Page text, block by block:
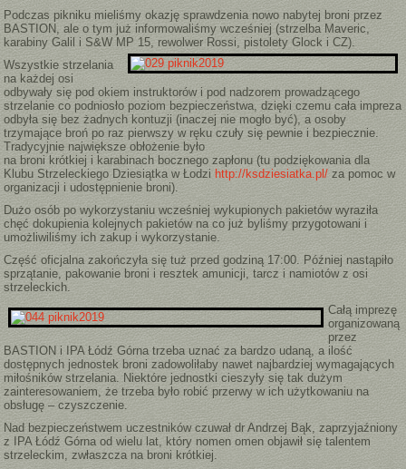
Podczas pikniku mieliśmy okazję sprawdzenia nowo nabytej broni przez
BASTION, ale o tym już informowaliśmy wcześniej (strzelba Maveric,
karabiny Galil i S&W MP 15, rewolwer Rossi, pistolety Glock i CZ).
Wszystkie strzelania
na każdej osi
odbywały się pod okiem instruktorów i pod nadzorem prowadzącego
strzelanie co podniosło poziom bezpieczeństwa, dzięki czemu cała impreza
odbyła się bez żadnych kontuzji (inaczej nie mogło być), a osoby
trzymające broń po raz pierwszy w ręku czuły się pewnie i bezpiecznie.
Tradycyjnie największe obłożenie było
na broni krótkiej i karabinach bocznego zapłonu (tu podziękowania dla
Klubu Strzeleckiego Dziesiątka w Łodzihttp://ksdziesiatka.pl/za pomoc w
organizacji i udostępnienie broni).
Dużo osób po wykorzystaniu wcześniej wykupionych pakietów wyraziła
chęć dokupienia kolejnych pakietów na co już byliśmy przygotowani i
umożliwiliśmy ich zakup i wykorzystanie.
Część oficjalna zakończyła się tuż przed godziną 17:00. Później nastąpiło
sprzątanie, pakowanie broni i resztek amunicji, tarcz i namiotów z osi
strzeleckich.
Całą imprezę
organizowaną
przez
BASTION i IPA Łódź Górna trzeba uznać za bardzo udaną, a ilość
dostępnych jednostek broni zadowoliłaby nawet najbardziej wymagających
miłośników strzelania. Niektóre jednostki cieszyły się tak dużym
zainteresowaniem, że trzeba było robić przerwy w ich użytkowaniu na
obsługę – czyszczenie.
Nad bezpieczeństwem uczestników czuwał dr Andrzej Bąk, zaprzyjaźniony
z IPA Łódź Górna od wielu lat, który nomen omen objawił się talentem
strzeleckim, zwłaszcza na broni krótkiej.